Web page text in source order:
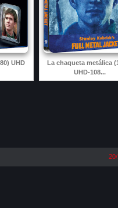
UHD
La chaqueta metálica
UHD-108...